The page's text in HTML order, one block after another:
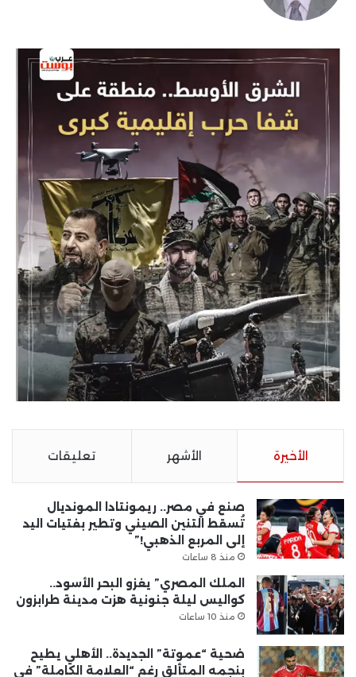
الأخيرة الأشهر تعليقات
صنع في مصر.. ريمونتادا المونديال
تُسقط التنين الصيني وتطير بفتيات اليد
إلى المربع الذهبي!”
منذ 8 ساعات
الملك المصري” يغزو البحر الأسود..
كواليس ليلة جنونية هزت مدينة طرابزون
منذ 10 ساعات
ضحية “عموتة” الجديدة.. الأهلي يطيح
بنجمه المتألق رغم “العلامة الكاملة” في